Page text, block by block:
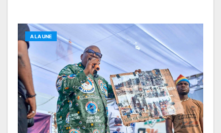
A LA UNE